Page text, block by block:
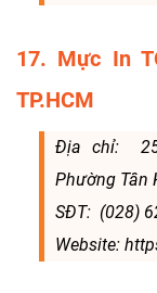
17. Mực In
TP.HCM
Địa chỉ: 25
Phường Tân
SĐT: (028)
Website: